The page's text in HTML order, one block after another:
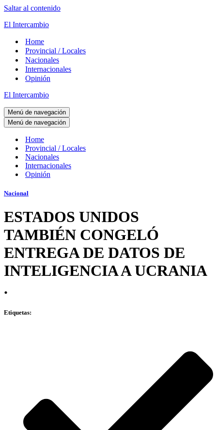
Saltar al contenido
El Intercambio
Home
Provincial / Locales
Nacionales
Internacionales
Opinión
El Intercambio
Menú de navegación
Menú de navegación
Home
Provincial / Locales
Nacionales
Internacionales
Opinión
Nacional
ESTADOS UNIDOS
TAMBIÉN CONGELÓ
ENTREGA DE DATOS DE
INTELIGENCIA A UCRANIA
.
Etiquetas: